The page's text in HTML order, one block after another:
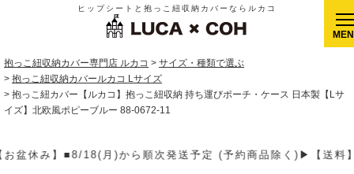
ヒップシートと抱っこ紐収納カバーならルカコ
抱っこ紐収納カバー専門店 ルカコ
サイズ・種類で選ぶ
抱っこ紐収納カバールカコ Lサイズ
抱っこ紐カバー【ルカコ】抱っこ紐収納 持ち運びポーチ・ケース 日本製【Lサ
イズ】北欧風ポピーブルー 88-0672-11
)▶【送料】ゆうパケット400円(全国一律)、ゆうパック900